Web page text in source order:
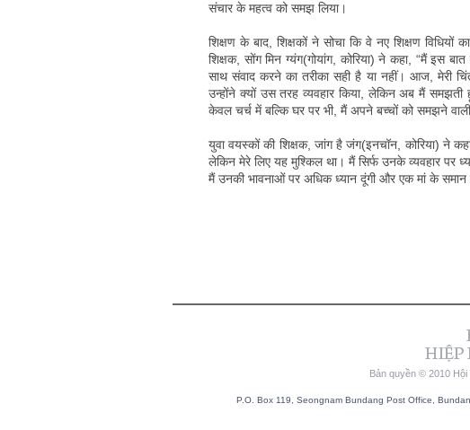
संचार के महत्व को समझ लिया।
शिक्षण के बाद, शिक्षकों ने सोचा कि वे नए शिक्षण
शिक्षक, सोंग मिन ग्यंग(गोयांग, कोरिया) ने कहा, “मैं इस
साथ संवाद करने का तरीका सही है या नहीं। आज, मेरी
उन्होंने क्यों उस तरह व्यवहार किया, लेकिन अब मैं
केवल चर्च में बल्कि घर पर भी, मैं अपने बच्चों को समझने वाली
युवा वयस्कों की शिक्षक, जांग है जंग(इनचॉन, कोरिया) ने
लेकिन मेरे लिए यह मुश्किल था। मैं सिर्फ उनके व्यवहार पर
मैं उनकी भावनाओं पर अधिक ध्यान दूंगी और एक मां के
Bản quyền © 2010
P.O. Box 119, Seongnam Bundang Post Office,